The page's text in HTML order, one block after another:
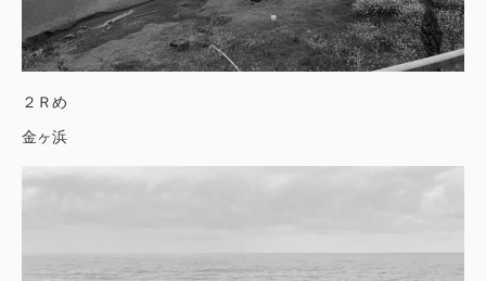
２Ｒめ
金ヶ浜